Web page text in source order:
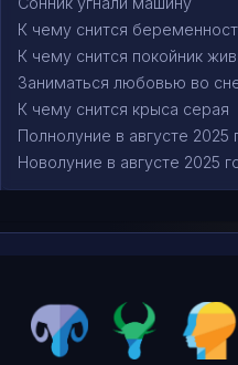
К чему снится
К чему снится покойник
Заниматься любовью во
К чему снится крыса серая
Полнолуние в августе 2025
Новолуние в августе 2025